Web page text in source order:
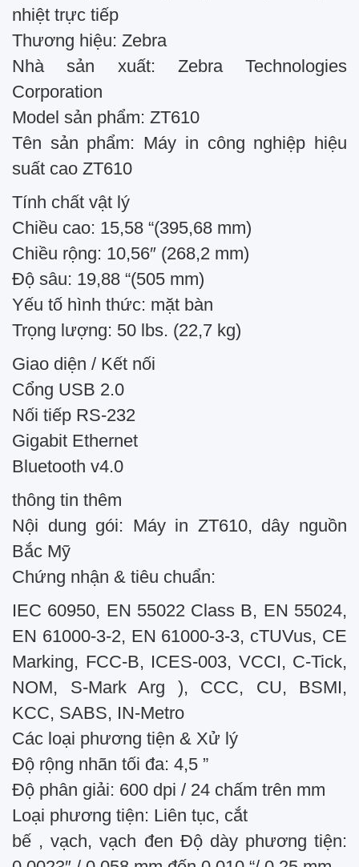
nhiệt trực tiếp
Thương hiệu: Zebra
Nhà sản xuất: Zebra Technologies
Corporation
Model sản phẩm: ZT610
Tên sản phẩm: Máy in công nghiệp hiệu
suất cao ZT610
Tính chất vật lý
Chiều cao: 15,58 “(395,68 mm)
Chiều rộng: 10,56″ (268,2 mm)
Độ sâu: 19,88 “(505 mm)
Yếu tố hình thức: mặt bàn
Trọng lượng: 50 lbs. (22,7 kg)
Giao diện / Kết nối
Cổng USB 2.0
Nối tiếp RS-232
Gigabit Ethernet
Bluetooth v4.0
thông tin thêm
Nội dung gói: Máy in ZT610, dây nguồn
Bắc Mỹ
Chứng nhận & tiêu chuẩn:
IEC 60950, EN 55022 Class B, EN 55024,
EN 61000-3-2, EN 61000-3-3, cTUVus, CE
Marking, FCC-B, ICES-003, VCCI, C-Tick,
NOM, S-Mark Arg ), CCC, CU, BSMI,
KCC, SABS, IN-Metro
Các loại phương tiện & Xử lý
Độ rộng nhãn tối đa: 4,5 ”
Độ phân giải: 600 dpi / 24 chấm trên mm
Loại phương tiện: Liên tục, cắt
bế , vạch, vạch đen Độ dày phương tiện: